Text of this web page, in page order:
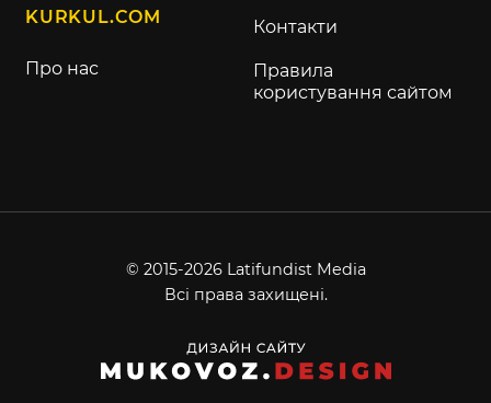
KURKUL.COM
Про нас
Контакти
Правила
користування сайтом
© 2015-2026 Latifundist Media
Всі права захищені.